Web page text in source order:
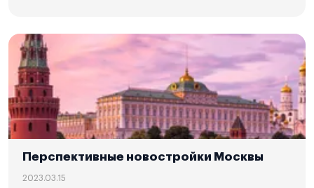
Перспективные новостройки Москвы
2023.03.15